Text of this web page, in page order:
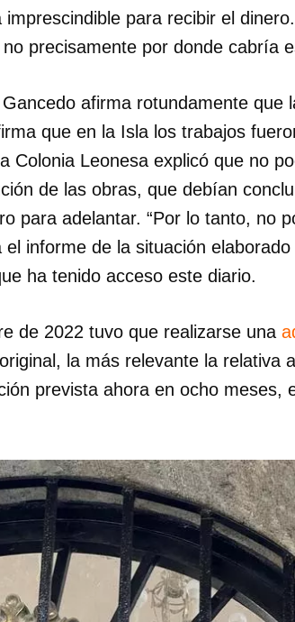
para recibir el
precisamente por donde cabría
afirma rotundamente que
que en la Isla los trabajos
Colonia Leonesa explicó que no
de las obras, que debían
para adelantar. “Por lo tanto, no
informe de la situación
ha tenido acceso este diario.
de 2022 tuvo que realizarse una
la más relevante la relativa
prevista ahora en ocho meses,